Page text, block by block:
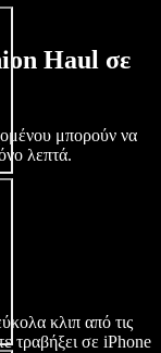
Haul σε
μπορούν να
λεπτά.
κλιπ από τις
τραβήξει σε iPhone